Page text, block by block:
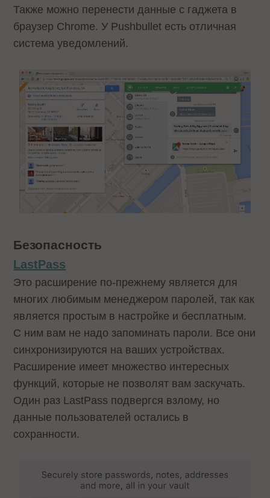
Также можно перенести данные с гаджета в
браузер Chrome. У Pushbullet есть отличная
система уведомлений.
Безопасность
LastPass
Это расширение по-прежнему является для
многих любимым менеджером паролей, так как
является простым в настройке и бесплатным.
С ним вам не надо запоминать пароли. Все они
синхронизируются на ваших устройствах.
Расширение имеет множество интересных
функций, которые не позволят вам заскучать.
Один раз LastPass подвергся взлому, но
данные пользователей остались в
сохранности.